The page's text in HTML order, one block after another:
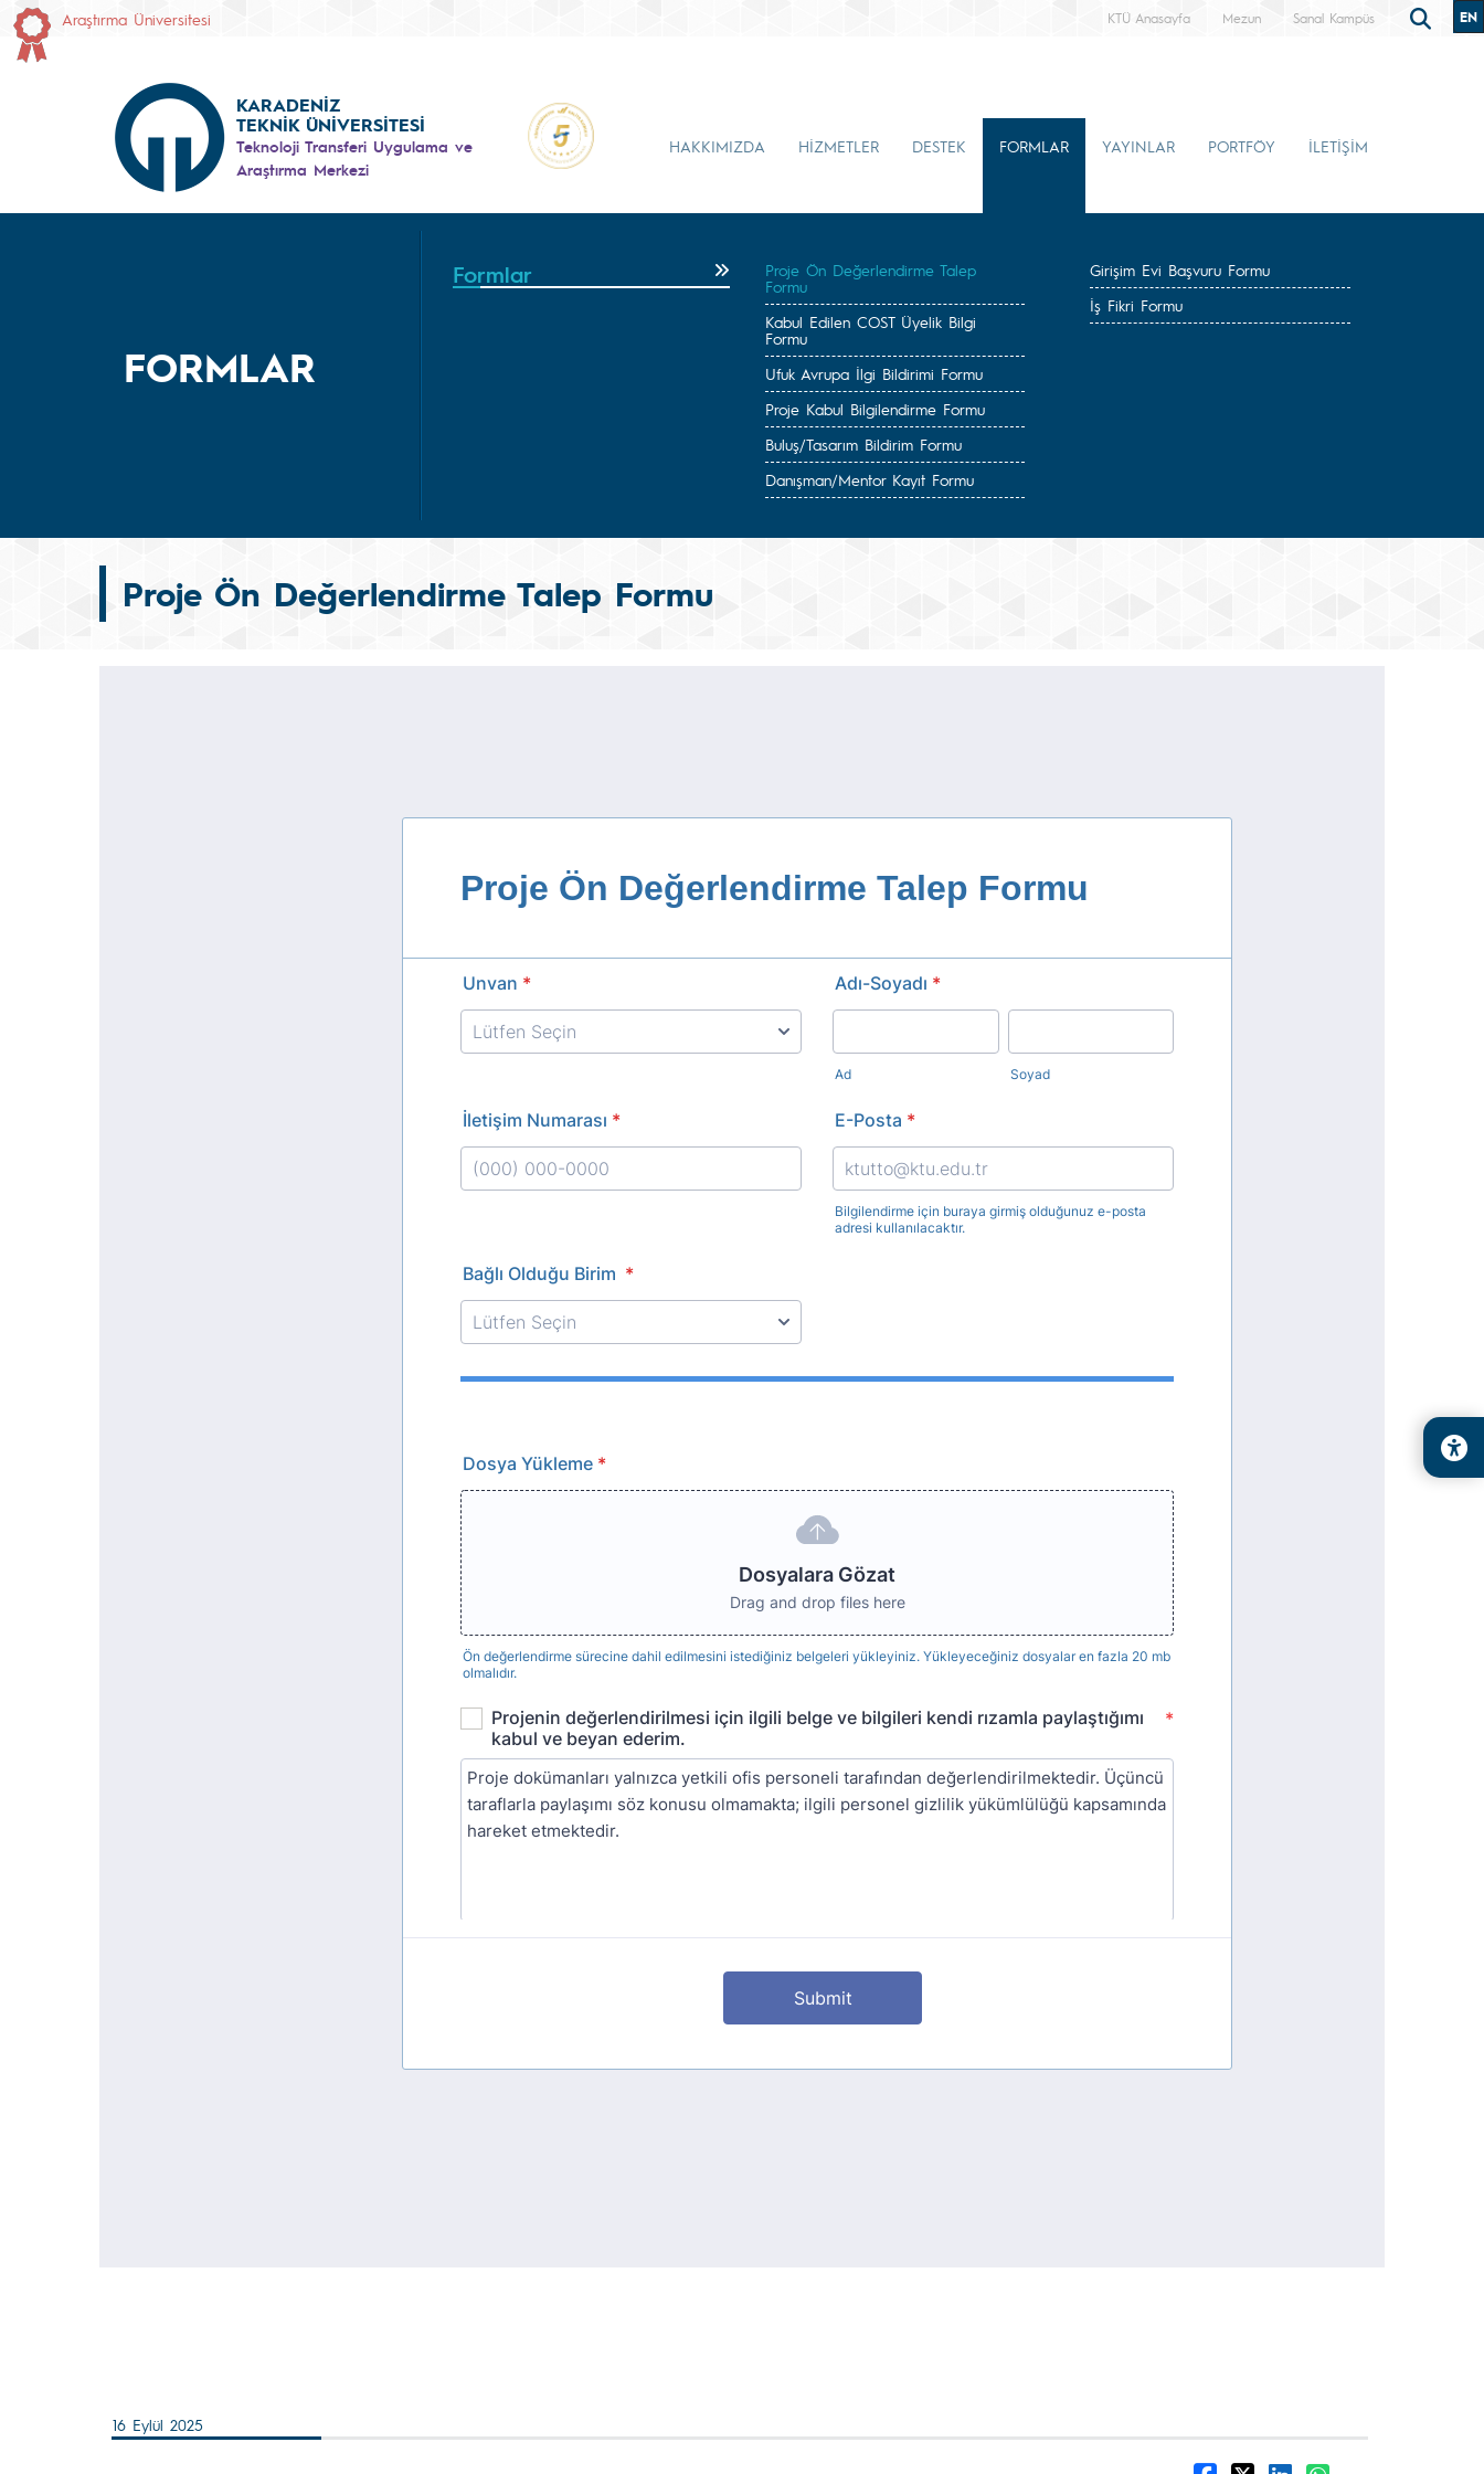
Araştırma Üniversitesi KTÜ Anasayfa Mezun Sanal Kampüs EN
KARADENİZ
TEKNİK ÜNİVERSİTESİ
Teknoloji Transferi Uygulama ve
Araştırma Merkezi
HAKKIMIZDA HİZMETLER DESTEK FORMLAR YAYINLAR PORTFÖY İLETİŞİM
FORMLAR
Formlar
Proje Ön Değerlendirme Talep
Formu
Kabul Edilen COST Üyelik Bilgi
Formu
Ufuk Avrupa İlgi Bildirimi Formu
Proje Kabul Bilgilendirme Formu
Buluş/Tasarım Bildirim Formu
Danışman/Mentor Kayıt Formu
Girişim Evi Başvuru Formu
İş Fikri Formu
Proje Ön Değerlendirme Talep Formu
16 Eylül 2025